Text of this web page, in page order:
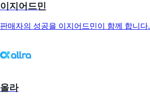
이지어드민
판매자의 성공을 이지어드민이 함께 합니다.
올라